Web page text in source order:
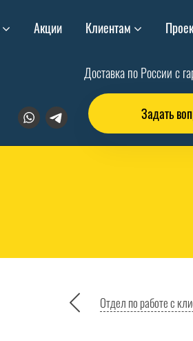
Акции Клиентам
Доставка по России с
Задать
Отдел по работе с